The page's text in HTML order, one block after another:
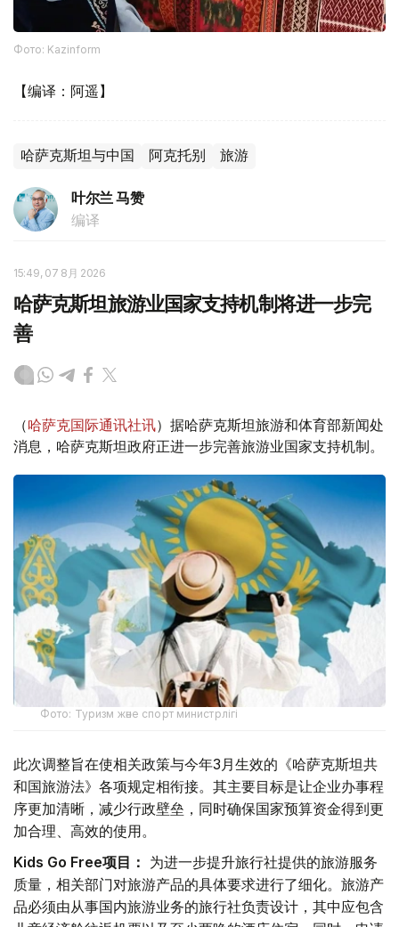
Фото: Kazinform
【编译：阿遥】
哈萨克斯坦与中国 阿克托别 旅游
叶尔兰 马赞
编译
15:49, 07 8月 2026
哈萨克斯坦旅游业国家支持机制将进一步完
善
（哈萨克国际通讯社讯）据哈萨克斯坦旅游和体育部新闻处
消息，哈萨克斯坦政府正进一步完善旅游业国家支持机制。
Фото: Туризм және спорт министрлігі
此次调整旨在使相关政策与今年3月生效的《哈萨克斯坦共
和国旅游法》各项规定相衔接。其主要目标是让企业办事程
序更加清晰，减少行政壁垒，同时确保国家预算资金得到更
加合理、高效的使用。
Kids Go Free项目： 为进一步提升旅行社提供的旅游服务
质量，相关部门对旅游产品的具体要求进行了细化。旅游产
品必须由从事国内旅游业务的旅行社负责设计，其中应包含